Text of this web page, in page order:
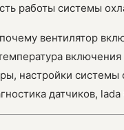
работы системы
вентилятор
включения
настройки системы
датчиков, lada